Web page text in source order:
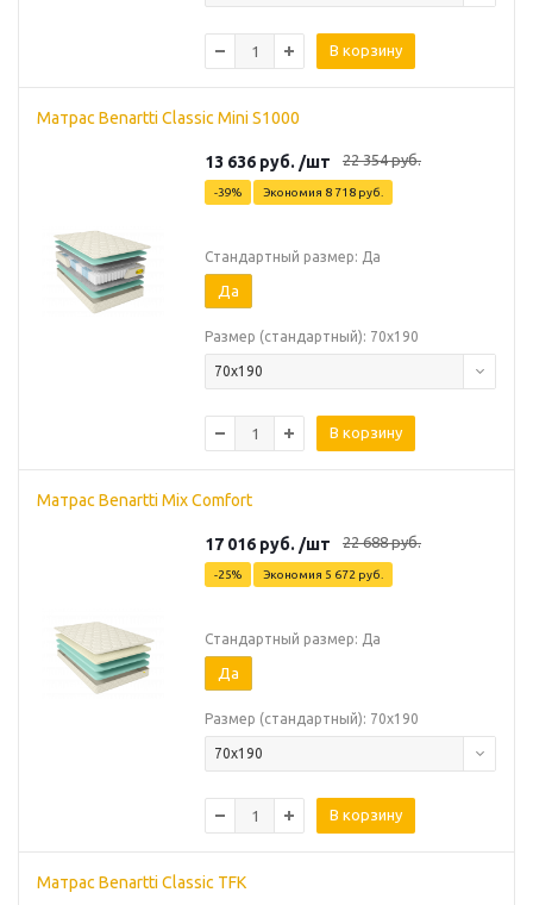
В корзину
Матрас Benartti Classic Mini S1000
13 636 руб. /шт 22 354руб.
-39% Экономия 8 718 руб.
Стандартный размер: Да
Да
Размер (стандартный): 70х190
70х190
В корзину
Матрас Benartti Mix Comfort
17 016 руб. /шт 22 688руб.
-25% Экономия 5 672 руб.
Стандартный размер: Да
Да
Размер (стандартный): 70х190
70х190
В корзину
Матрас Benartti Classic TFK